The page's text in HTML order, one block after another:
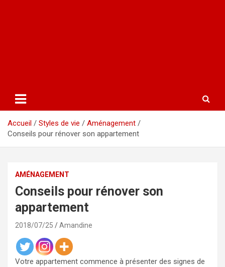
Accueil Styles de vie
Aménagement
Conseils pour rénover son appartement
AMÉNAGEMENT
Conseils pour rénover son
appartement
2018/07/25 Amandine
Votre appartement commence à présenter des signes de